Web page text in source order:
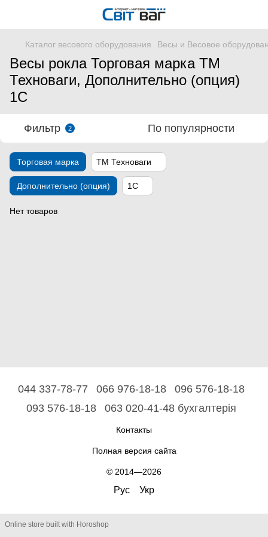
Каталог весового оборудования Весы и Весовое
Весы рокла Торговая марка ТМ
Техноваги, Дополнительно (опция)
1С
Фильтр 2 По популярности
Торговая марка ТМ Техноваги
Дополнительно (опция) 1С
Нет товаров
044 337-78-77 066 976-18-18
096 576-18-18
093 576-18-18
063 020-41-48 бухгалтерія
Контакты
Полная версия сайта
© 2014—2026
Рус Укр
Online store built with Horoshop